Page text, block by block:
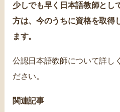
少しでも早く日本語教師とし
方は、今のうちに資格を取得
ます。
公認日本語教師について詳し
ださい。
関連記事